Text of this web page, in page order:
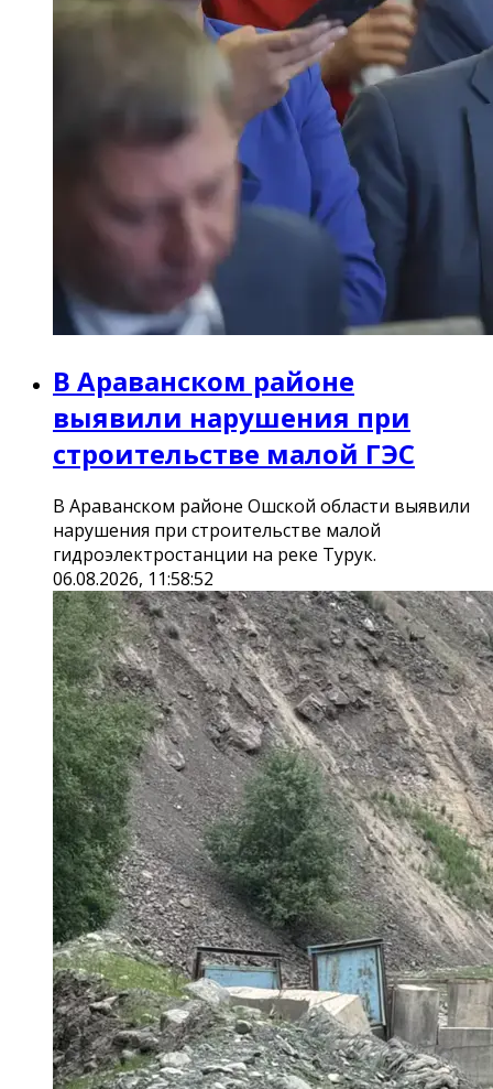
В Араванском районе
выявили нарушения при
строительстве малой ГЭС
В Араванском районе Ошской области выявили
нарушения при строительстве малой
гидроэлектростанции на реке Турук.
06.08.2026, 11:58:52